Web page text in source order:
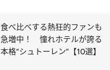
食べ比べする熱狂的ファンも
急増中！ 憧れホテルが誇る
本格“シュトーレン”【10選】